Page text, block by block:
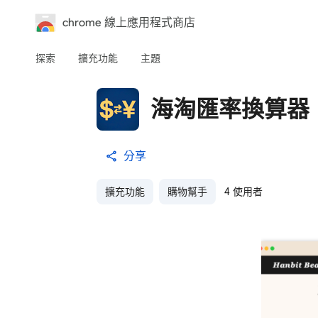
chrome 線上應用程式商店
探索 擴充功能 主題
海淘匯率換算器
分享
擴充功能 購物幫手 4 使用者